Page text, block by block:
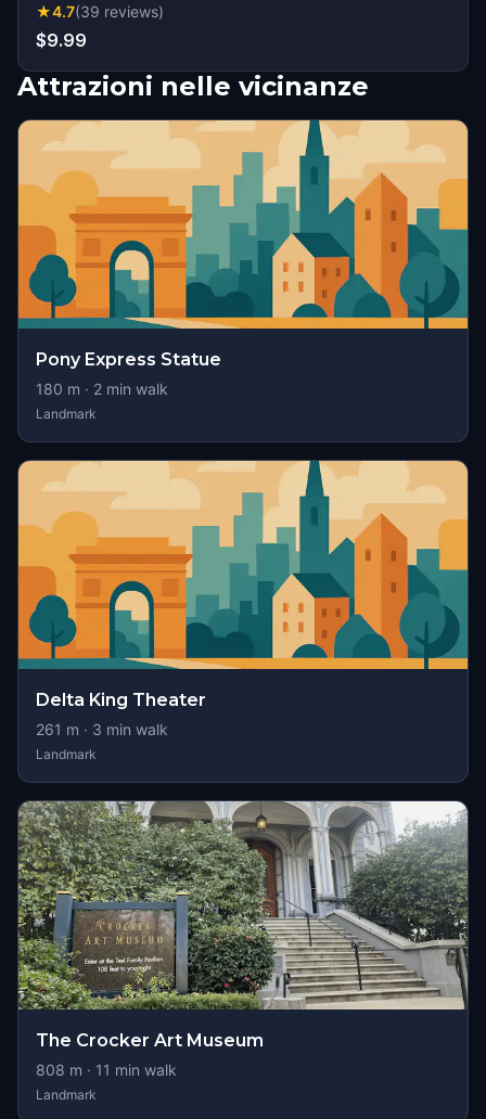
★4.7(39 reviews)
$9.99
Attrazioni nelle vicinanze
Pony Express Statue
180 m · 2 min walk
Landmark
Delta King Theater
261 m · 3 min walk
Landmark
The Crocker Art Museum
808 m · 11 min walk
Landmark